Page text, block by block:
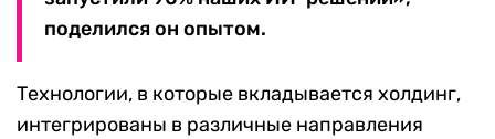
поделился он опытом.
Технологии, в которые вкладывается холдинг,
интегрированы в различные направления